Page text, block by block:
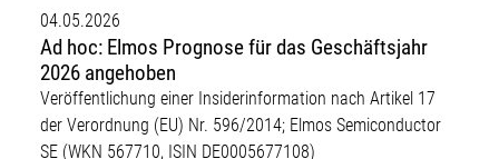
04.05.2026
Ad hoc: Elmos Prognose für das Geschäftsjahr
2026 angehoben
Veröffentlichung einer Insiderinformation nach Artikel 17
der Verordnung (EU) Nr. 596/2014; Elmos Semiconductor
SE (WKN 567710, ISIN DE0005677108)